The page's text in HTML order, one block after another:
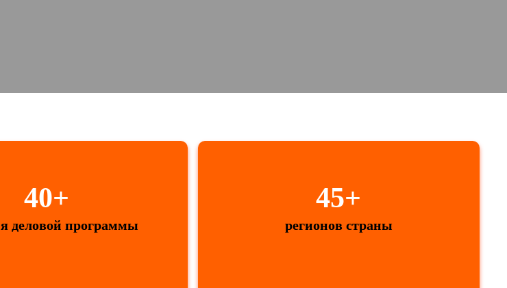
40+
деловой программы
45+
регионов страны